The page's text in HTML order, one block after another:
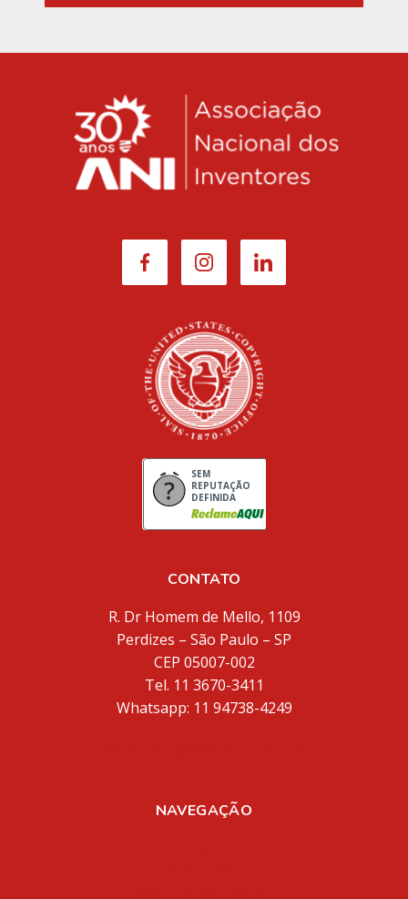
SEM
REPUTAÇÃO
DEFINIDA
CONTATO
R. Dr Homem de Mello, 1109
Perdizes – São Paulo – SP
CEP 05007-002
Tel. 11 3670-3411
Whatsapp: 11 94738-4249
NAVEGAÇÃO